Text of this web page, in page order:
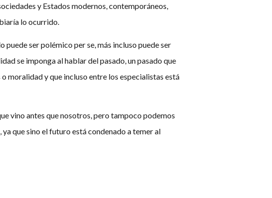
y Estados modernos, contemporáneos,
lo ocurrido.
puede ser polémico per se, más incluso puede ser
se imponga al hablar del pasado, un pasado que
moralidad y que incluso entre los especialistas está
vino antes que nosotros, pero tampoco podemos
que sino el futuro está condenado a temer al